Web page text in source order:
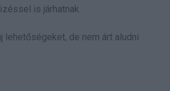
is járhatnak.
lehetőségeket, de nem árt aludni